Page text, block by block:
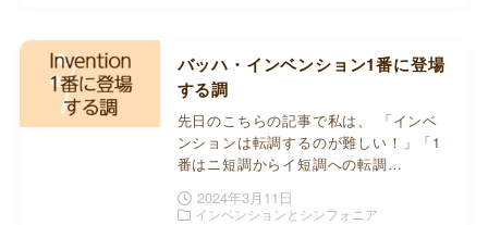
バッハ・インベンション1番に登場
する調
先日のこちらの記事で私は、 「インベ
ンションは転調するのが難しい！」「1
番はニ短調からイ短調への転調…
2024年3月11日
インベンションとシンフォニア